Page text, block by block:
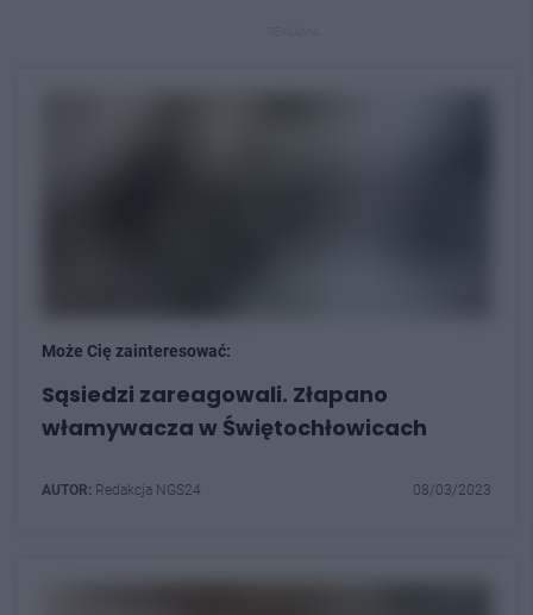
Może Cię zainteresować:
Sąsiedzi zareagowali. Złapano
włamywacza w Świętochłowicach
AUTOR: Redakcja NGS24 08/03/2023